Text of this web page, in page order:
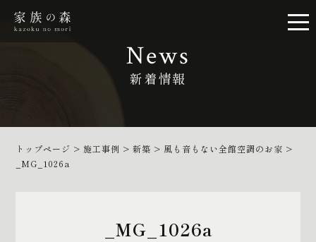
News
新着情報
トップページ >施工事例 >新築 > 風も音もない全館空調のお家 >
_MG_1026a
_MG_1026a